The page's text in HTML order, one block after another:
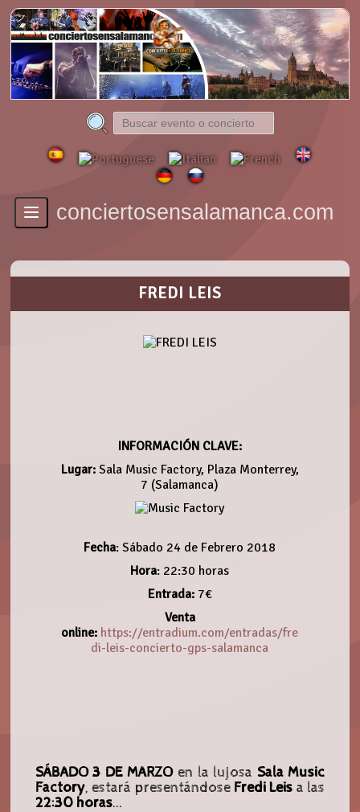
Toggle
navigationconciertosensalamanca.com
FREDI LEIS
INFORMACIÓN CLAVE:
Lugar:Sala Music Factory, Plaza Monterrey,
7 (Salamanca)
Fecha: Sábado 24 de Febrero 2018
Hora: 22:30 horas
Entrada: 7€
Venta
online: https://entradium.com/entradas/fre
di-leis-concierto-gps-salamanca
SÁBADO 3 DE MARZOen la lujosa Sala Music
Factory, estará presentándose Fredi Leis a las
22:30 horas...